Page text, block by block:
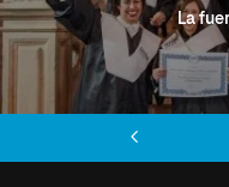
La